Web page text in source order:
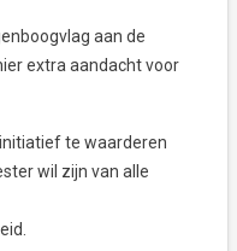
aan de
extra aandacht voor
te waarderen
wil zijn van alle